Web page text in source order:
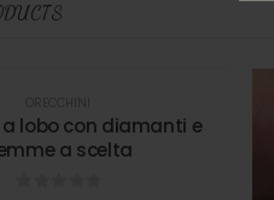
a lobo con diamanti e
a scelta